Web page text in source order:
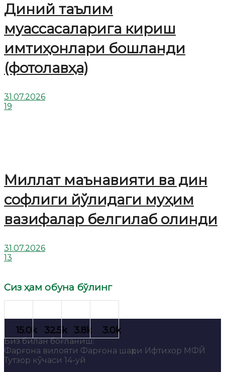
Диний таълим
муассасаларига кириш
имтиҳонлари бошланди
(фотолавҳа)
31.07.2026
19
Миллат маънавияти ва дин
софлиги йўлидаги муҳим
вазифалар белгилаб олинди
31.07.2026
13
Сиз ҳам обуна бўлинг
Биз билан боғланиш:
Фарғона вилояти Фарғона шаҳри Ифтихор МФЙ
Тутзор кўчаси 14-уй